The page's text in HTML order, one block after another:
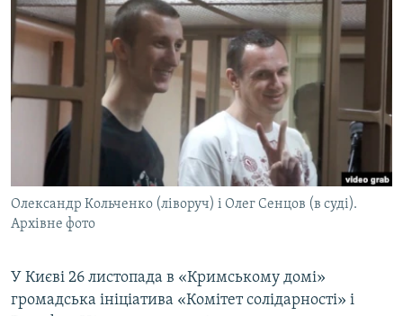
ВСЕ ЗА ДЕНЬ
СПЕЦПРОЕКТИ
ДЕПОРТАЦІЯ
ВІДЕОУРОКИ «ELIFBE»
СВІДЧЕННЯ ОКУПАЦІЇ
УКРАЇНСЬКА ПРОБЛЕМА КРИМУ
ІНФОГРАФІКА
ЯК ОБІЙТИ БЛОКУВАННЯ
Русский
Qırımtatar
ДОЛУЧАЙСЯ!
Усі сайти RFE/RL
Олександр Кольченко (ліворуч) і Олег Сенцов (в суді).
Архівне фото
У Києві 26 листопада в «Кримському домі»
громадська ініціатива «Комітет солідарності» і